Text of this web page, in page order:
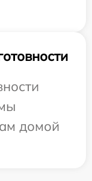
домой